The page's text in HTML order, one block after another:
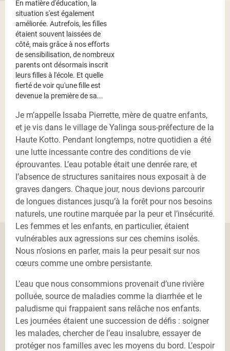
En matière d'éducation, la
situation s'est également
améliorée. Autrefois, les filles
étaient souvent laissées de
côté, mais grâce à nos efforts
de sensibilisation, de nombreux
parents ont désormais inscrit
leurs filles à l'école. Et quelle
fierté de voir qu'une fille est
devenue la première de sa...
Je m’appelle Issaba Pierrette, mère de quatre enfants,
et je vis dans le village de Yalinga sous-préfecture de la
Haute Kotto. Pendant longtemps, notre quotidien a été
une lutte incessante contre des conditions de vie
éprouvantes. L’eau potable était une denrée rare, et
l’absence de structures sanitaires nous exposait à de
graves dangers. Chaque jour, nous devions parcourir
de longues distances jusqu’à la forêt pour nos besoins
naturels, une routine marquée par la peur et l’insécurité.
Les femmes et les enfants, en particulier, étaient
vulnérables aux agressions sur ces chemins isolés.
Nous n’osions en parler, mais la peur pesait sur nos
cœurs comme une ombre persistante.
L’eau que nous consommions provenait d’une rivière
polluée, source de maladies comme la diarrhée et le
paludisme qui frappaient sans relâche nos enfants.
Les journées étaient une succession de défis : soigner
les malades, chercher de l’eau insalubre, essayer de
protéger nos familles avec les moyens du bord. L’espoir